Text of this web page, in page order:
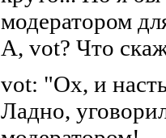
модератором
А, vot? Что
vot: "Ох, и
Ладно,